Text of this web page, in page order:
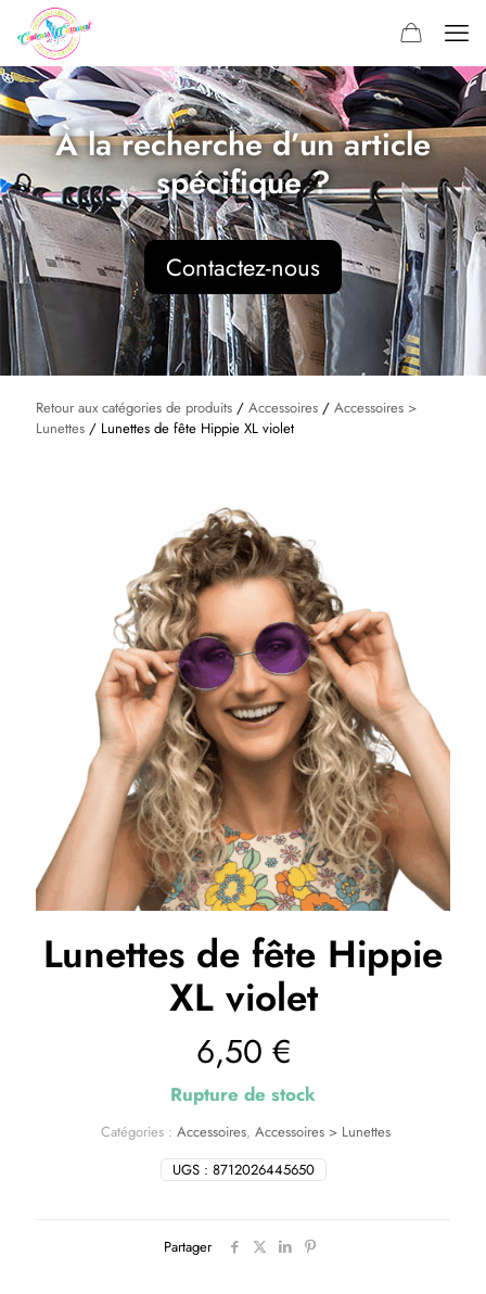
À la recherche d’un article
spécifique ?
Contactez-nous
Retour aux catégories de produits / Accessoires / Accessoires >
Lunettes / Lunettes de fête Hippie XL violet
Lunettes de fête Hippie
XL violet
6,50 €
Rupture de stock
UGS : 8712026445650
Catégories : Accessoires, Accessoires > Lunettes
Partager